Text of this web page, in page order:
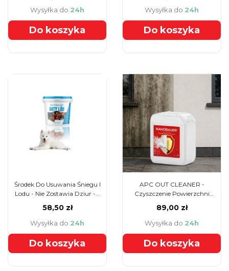
Wysyłka do 24h
Do koszyka
Wysyłka do 24h
Do koszyka
Środek Do Usuwania Śniegu I
Lodu - Nie Zostawia Dziur -...
58,50 zł
Wysyłka do 24h
Do koszyka
APC OUT CLEANER -
Czyszczenie Powierzchni
Zewnętrznych
89,00 zł
Wysyłka do 24h
Do koszyka